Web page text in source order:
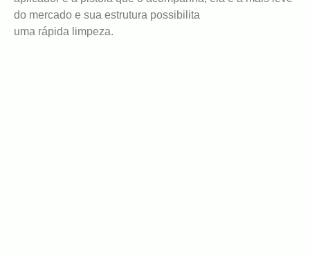
do mercado e sua estrutura possibilita
uma rápida limpeza.